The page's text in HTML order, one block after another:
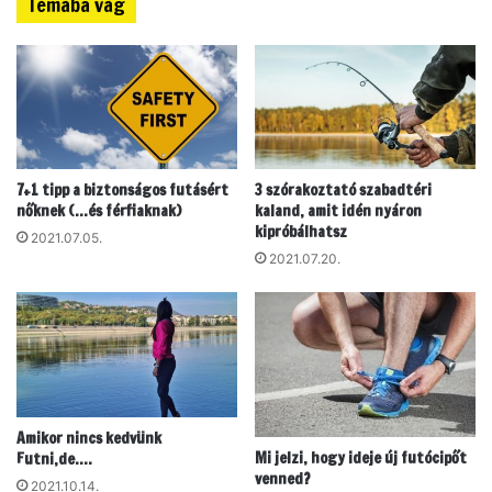
e
e
e
d
t
ó
a
k
a
N
i
s
z
a
k
é
t
7+1 tipp a biztonságos futásért
nőknek (…és férfiaknak)
2021.07.05.
3 szórakoztató szabadtéri
kaland, amit idén nyáron
kipróbálhatsz
2021.07.20.
Amikor nincs kedvünk
Futni,de….
2021.10.14.
Mi jelzi, hogy ideje új futócipőt
venned?